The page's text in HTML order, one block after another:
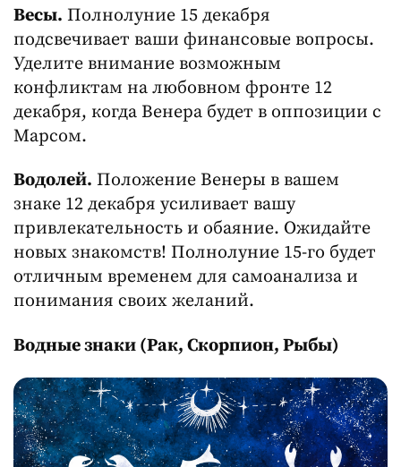
Весы. Полнолуние 15 декабря
подсвечивает ваши финансовые вопросы.
Уделите внимание возможным
конфликтам на любовном фронте 12
декабря, когда Венера будет в оппозиции с
Марсом.
Водолей. Положение Венеры в вашем
знаке 12 декабря усиливает вашу
привлекательность и обаяние. Ожидайте
новых знакомств! Полнолуние 15-го будет
отличным временем для самоанализа и
понимания своих желаний.
Водные знаки (Рак, Скорпион, Рыбы)